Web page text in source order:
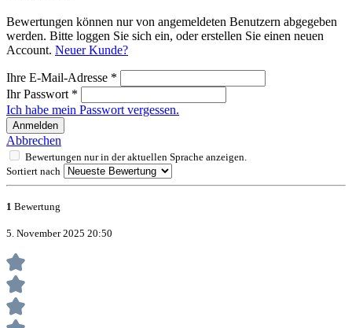
Bewertungen können nur von angemeldeten Benutzern abgegeben
werden. Bitte loggen Sie sich ein, oder erstellen Sie einen neuen
Account. Neuer Kunde?
Ihre E-Mail-Adresse *
Ihr Passwort *
Ich habe mein Passwort vergessen.
Anmelden
Abbrechen
Bewertungen nur in der aktuellen Sprache anzeigen.
Sortiert nach
1 Bewertung
5. November 2025 20:50